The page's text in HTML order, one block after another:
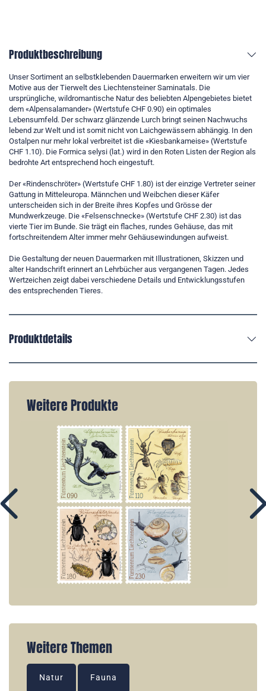
Produktbeschreibung
Unser Sortiment an selbstklebenden Dauermarken erweitern wir um vier
Motive aus der Tierwelt des Liechtensteiner Saminatals. Die
ursprüngliche, wildromantische Natur des beliebten Alpengebietes bietet
dem «Alpensalamander» (Wertstufe CHF 0.90) ein optimales
Lebensumfeld. Der schwarz glänzende Lurch bringt seinen Nachwuchs
lebend zur Welt und ist somit nicht von Laichgewässern abhängig. In den
Ostalpen nur mehr lokal verbreitet ist die «Kiesbankameise» (Wertstufe
CHF 1.10). Die Formica selysi (lat.) wird in den Roten Listen der Region als
bedrohte Art entsprechend hoch eingestuft.
Der «Rindenschröter» (Wertstufe CHF 1.80) ist der einzige Vertreter seiner
Gattung in Mitteleuropa. Männchen und Weibchen dieser Käfer
unterscheiden sich in der Breite ihres Kopfes und Grösse der
Mundwerkzeuge. Die «Felsenschnecke» (Wertstufe CHF 2.30) ist das
vierte Tier im Bunde. Sie trägt ein flaches, rundes Gehäuse, das mit
fortschreitendem Alter immer mehr Gehäusewindungen aufweist.
Die Gestaltung der neuen Dauermarken mit Illustrationen, Skizzen und
alter Handschrift erinnert an Lehrbücher aus vergangenen Tagen. Jedes
Wertzeichen zeigt dabei verschiedene Details und Entwicklungsstufen
des entsprechenden Tieres.
Produktdetails
Weitere Produkte
Weitere Themen
Natur Fauna